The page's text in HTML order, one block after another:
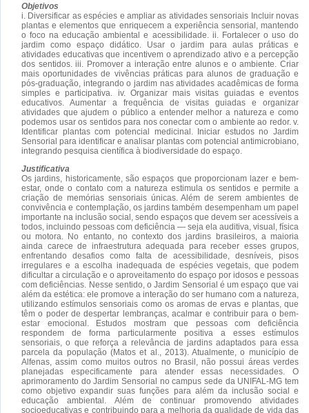
Objetivos
i. Diversificar as espécies e ampliar as atividades sensoriais Incluir novas
plantas e elementos que enriquecem a experiência sensorial, mantendo
o foco na educação ambiental e acessibilidade. ii. Fortalecer o uso do
jardim como espaço didático. Usar o jardim para aulas práticas e
atividades educativas que incentivem o aprendizado ativo e a percepção
dos sentidos. iii. Promover a interação entre alunos e o ambiente. Criar
mais oportunidades de vivências práticas para alunos de graduação e
pós-graduação, integrando o jardim nas atividades acadêmicas de forma
simples e participativa. iv. Organizar mais visitas guiadas e eventos
educativos. Aumentar a frequência de visitas guiadas e organizar
atividades que ajudem o público a entender melhor a natureza e como
podemos usar os sentidos para nos conectar com o ambiente ao redor. v.
Identificar plantas com potencial medicinal. Iniciar estudos no Jardim
Sensorial para identificar e analisar plantas com potencial antimicrobiano,
integrando pesquisa científica à biodiversidade do espaço.
Justificativa
Os jardins, historicamente, são espaços que proporcionam lazer e bem-
estar, onde o contato com a natureza estimula os sentidos e permite a
criação de memórias sensoriais únicas. Além de serem ambientes de
convivência e contemplação, os jardins também desempenham um papel
importante na inclusão social, sendo espaços que devem ser acessíveis a
todos, incluindo pessoas com deficiência — seja ela auditiva, visual, física
ou motora. No entanto, no contexto dos jardins brasileiros, a maioria
ainda carece de infraestrutura adequada para receber esses grupos,
enfrentando desafios como falta de acessibilidade, desníveis, pisos
irregulares e a escolha inadequada de espécies vegetais, que podem
dificultar a circulação e o aproveitamento do espaço por idosos e pessoas
com deficiências. Nesse sentido, o Jardim Sensorial é um espaço que vai
além da estética: ele promove a interação do ser humano com a natureza,
utilizando estímulos sensoriais como os aromas de ervas e plantas, que
têm o poder de despertar lembranças, acalmar e contribuir para o bem-
estar emocional. Estudos mostram que pessoas com deficiência
respondem de forma particularmente positiva a esses estímulos
sensoriais, o que reforça a relevância de jardins adaptados para essa
parcela da população (Matos et al., 2013). Atualmente, o município de
Alfenas, assim como muitos outros no Brasil, não possui áreas verdes
planejadas especificamente para atender essas necessidades. O
aprimoramento do Jardim Sensorial no campus sede da UNIFAL-MG tem
como objetivo expandir suas funções para além da inclusão social e
educação ambiental. Além de continuar promovendo atividades
socioeducativas e contribuindo para a melhoria da qualidade de vida das